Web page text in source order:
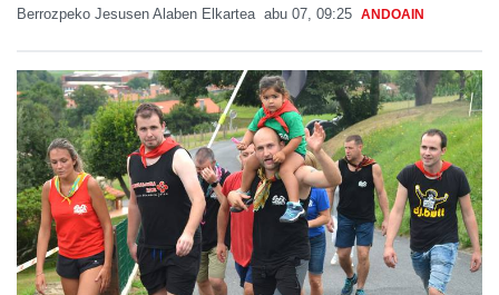
Berrozpeko Jesusen Alaben Elkartea abu 07, 09:25 ANDOAIN